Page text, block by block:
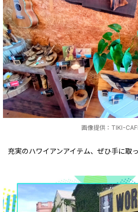
画像提供：TIKI-
充実のハワイアンアイテム、ぜひ手に取